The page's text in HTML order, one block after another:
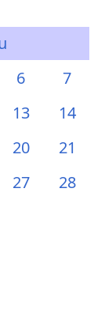
6
7
13
14
20
21
27
28